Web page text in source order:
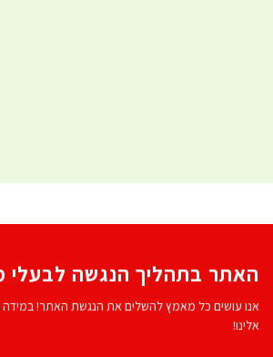
האתר בתהליך הנגשה לבעלי
אנו עושים כל מאמץ להשלים את הנגשת האתר!
אלינו!